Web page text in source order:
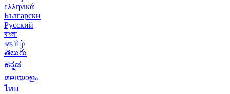
ελληνικά
Български
Русский
বাংলা
বதமிழ்
తెలుగు
ಕನ್ನಡ
മലയാളം
ไทย